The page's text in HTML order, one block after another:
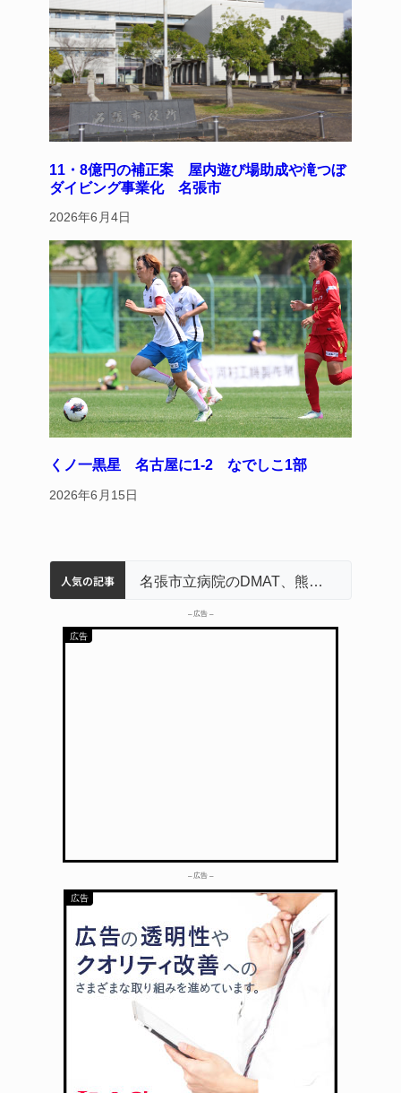
11・8億円の補正案 屋内遊び場助成や滝つぼ
ダイビング事業化 名張市
2026年6月4日
くノ一黒星 名古屋に1‐2 なでしこ1部
2026年6月15日
人気の記事
名張市水道料金47％値上げへ 答申案、審議会で大筋まとまる
器物損壊容疑で83歳女逮捕 伊賀署
中学校の陶壁モニュメント 地元建設会社がボランティアで清掃 伊賀
名張市立病院のDMAT、熊本地震の被災地へ 能登以来3回目の派遣 「息子が妊娠させた」母娘だまされ400万円詐欺被害 名張
– 広告 –
– 広告 –